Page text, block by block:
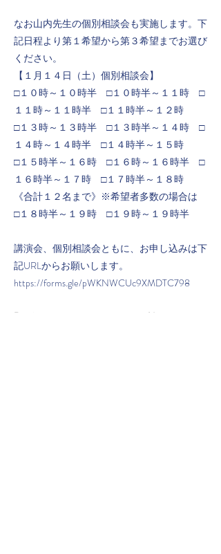
なお山内先生の個別相談会も実施します。下
記日程より第１希望から第３希望までお選び
ください。
【１月１４日（土）個別相談会】
□１０時～１０時半 □１０時半～１１時 □
１１時～１１時半 □１１時半～１２時
□１３時～１３時半 □１３時半～１４時 □
１４時～１４時半 □１４時半～１５時
□１５時半～１６時 □１６時～１６時半 □
１６時半～１７時 □１７時半～１８時
《合計１２名まで》※希望者多数の場合は
□１８時半～１９時 □１９時～１９時半
講演会、個別相談会ともに、お申し込みは下
記URLからお願いします。
https://forms.gle/pWKNWCUc9XMDTC798
Previous Next